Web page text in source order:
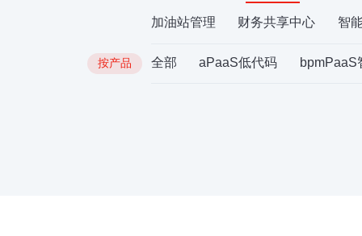
加油站管理 财务共享中心 智
按产品 全部 aPaaS低代码 bpmPaaS